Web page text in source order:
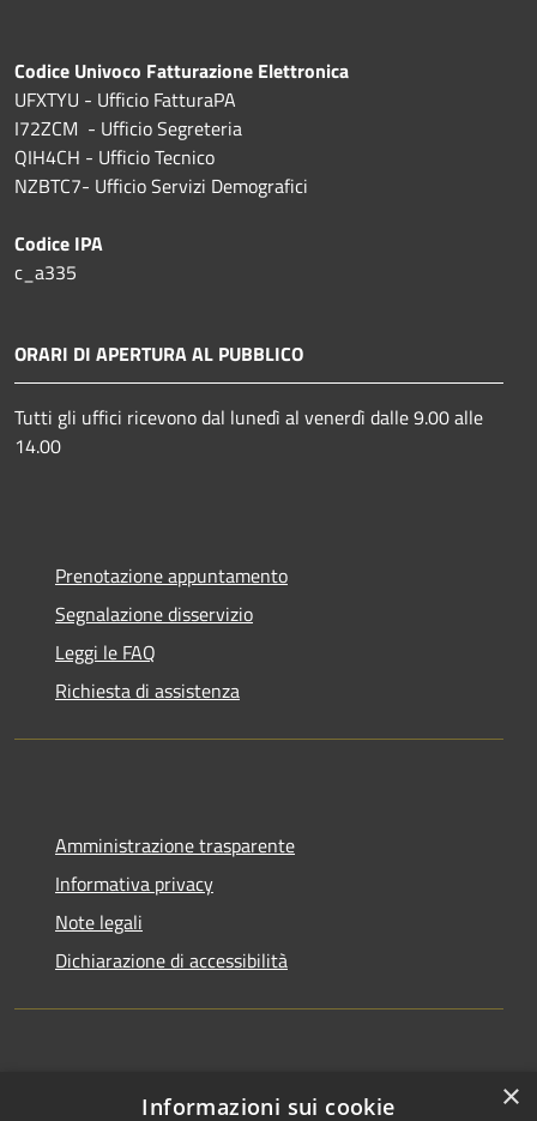
Codice Univoco Fatturazione Elettronica
UFXTYU - Ufficio FatturaPA
I72ZCM - Ufficio Segreteria
QIH4CH - Ufficio Tecnico
NZBTC7- Ufficio Servizi Demografici
Codice IPA
c_a335
ORARI DI APERTURA AL PUBBLICO
Tutti gli uffici ricevono dal lunedì al venerdì dalle 9.00 alle
14.00
Prenotazione appuntamento
Segnalazione disservizio
Leggi le FAQ
Richiesta di assistenza
Amministrazione trasparente
Informativa privacy
Note legali
Dichiarazione di accessibilità
×
Informazioni sui cookie